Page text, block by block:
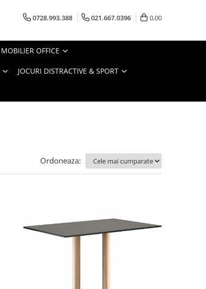
0728.993.388 021.667.0396 0,00
MOBILIER OFFICE
JOCURI DISTRACTIVE & SPORT
Ordoneaza: